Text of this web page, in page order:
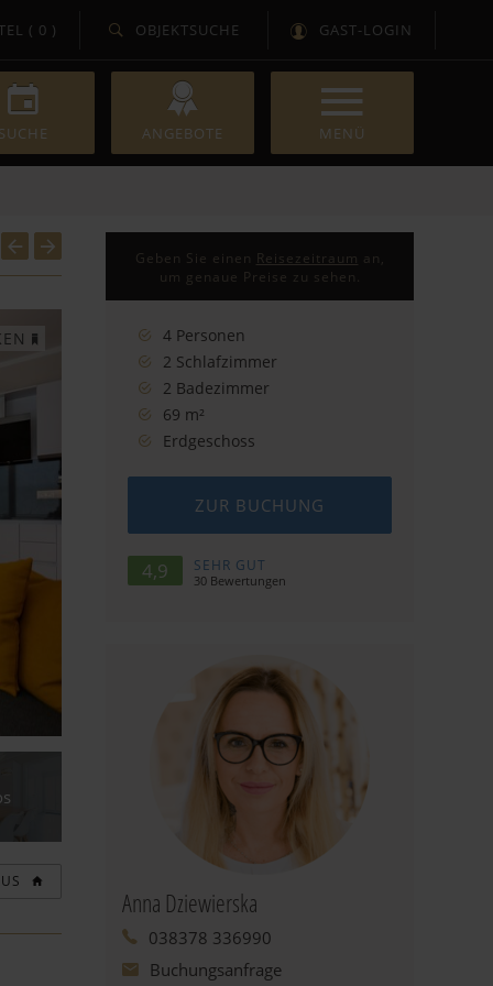
( 0 ) OBJEKTSUCHE GAST-LOGIN
SUCHE ANGEBOTE
Servicebüro
Unser Team
An- und Abreise
Über uns
Presse
Karriere
Für Eigentümer
Geben Sie einen Reisezeitraum an,
um genaue Preise zu sehen.
4 Personen
2 Schlafzimmer
2 Badezimmer
69 m²
Erdgeschoss
ZUR BUCHUNG
4,9 SEHR GUT
30 Bewertungen
Anna Dziewierska
038378 336990
Buchungsanfrage